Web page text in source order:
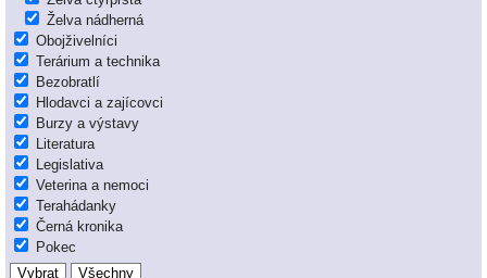
Želva nádherná
Obojživelníci
Terárium a technika
Bezobratlí
Hlodavci a zajícovci
Burzy a výstavy
Literatura
Legislativa
Veterina a nemoci
Terahádanky
Černá kronika
Pokec